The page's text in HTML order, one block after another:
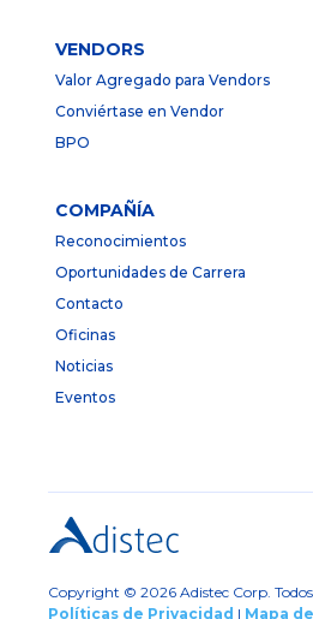
VENDORS
Valor Agregado para Vendors
Conviértase en Vendor
BPO
COMPAÑÍA
Reconocimientos
Oportunidades de Carrera
Contacto
Oficinas
Noticias
Eventos
Copyright © 2026 Adistec Corp. Todos
Políticas de Privacidad | Mapa